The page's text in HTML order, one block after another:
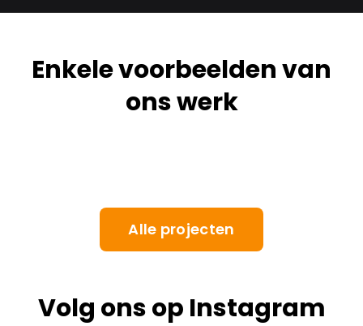
Enkele voorbeelden van
ons werk
Alle projecten
Volg ons op Instagram